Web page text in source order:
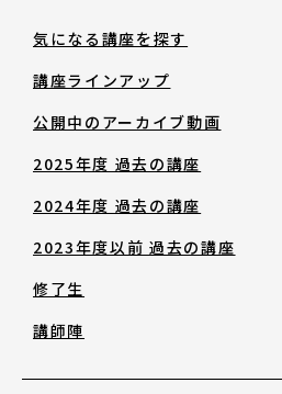
気になる講座を探す
講座ラインアップ
公開中のアーカイブ動画
2025年度 過去の講座
2024年度 過去の講座
2023年度以前 過去の講座
修了生
講師陣